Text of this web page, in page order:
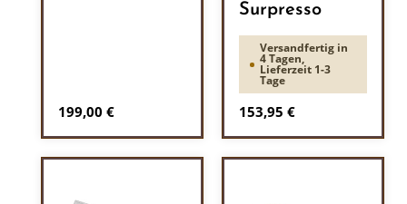
Regulärer Preis:
199,00 €
Surpresso
Versandfertig in
4 Tagen,
Lieferzeit 1-3
Tage
Regulärer Preis:
153,95 €